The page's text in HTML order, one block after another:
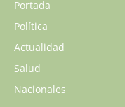
Portada
Política
Actualidad
Salud
Nacionales